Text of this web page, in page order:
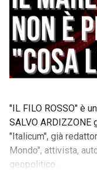
"IL FILO ROSSO" è
SALVO
"Italicum", già
Mondo", attivista,
geopolitico.